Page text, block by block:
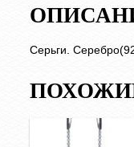
Серьги.